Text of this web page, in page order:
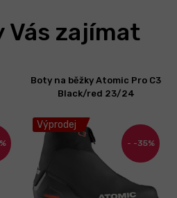
Vás zajímat
Výprodej
-35%
Boty na běžky Atomic Pro C3
Black/red 23/24